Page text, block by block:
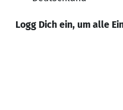
Logg Dich ein, um alle